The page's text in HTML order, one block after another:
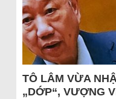
TÔ LÂM VỪA
„DỚP“, VƯỢNG